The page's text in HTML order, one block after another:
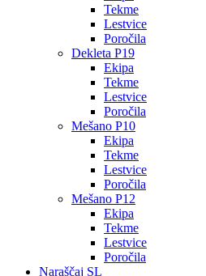
Tekme
Lestvice
Poročila
Dekleta P19
Ekipa
Tekme
Lestvice
Poročila
Mešano P10
Ekipa
Tekme
Lestvice
Poročila
Mešano P12
Ekipa
Tekme
Lestvice
Poročila
Naraščaj SL